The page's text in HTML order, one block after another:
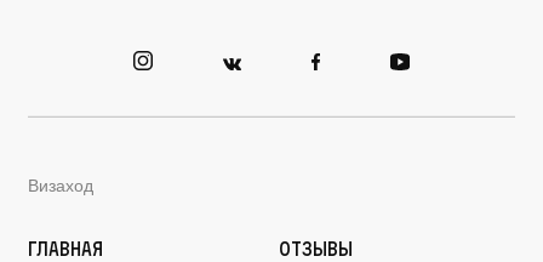
Визаход
Главная
Отзывы